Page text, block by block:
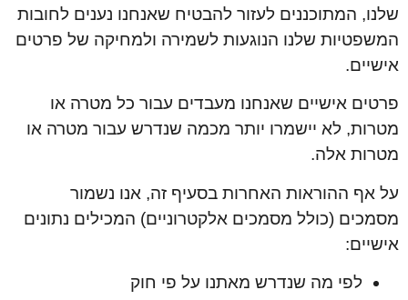
שלנו, המתוכננים לעזור להבטיח שאנחנו נענים לחובות
המשפטיות שלנו הנוגעות לשמירה ולמחיקה של פרטים
אישיים.
פרטים אישיים שאנחנו מעבדים עבור כל מטרה או
מטרות, לא יישמרו יותר מכמה שנדרש עבור מטרה או
מטרות אלה.
על אף ההוראות האחרות בסעיף זה, אנו נשמור
מסמכים (כולל מסמכים אלקטרוניים) המכילים נתונים
אישיים:
לפי מה שנדרש מאתנו על פי חוק